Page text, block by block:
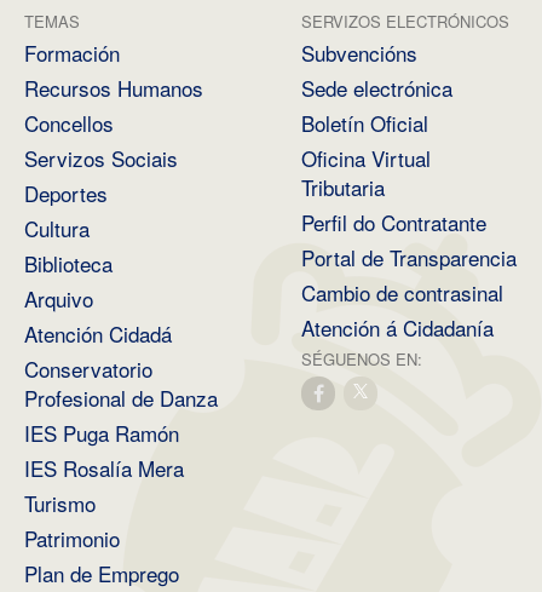
TEMAS
Formación
Recursos Humanos
Concellos
Servizos Sociais
Deportes
Cultura
Biblioteca
Arquivo
Atención Cidadá
Conservatorio
Profesional de Danza
IES Puga Ramón
IES Rosalía Mera
Turismo
Patrimonio
Plan de Emprego
SERVIZOS ELECTRÓNICOS
Subvencións
Sede electrónica
Boletín Oficial
Oficina Virtual
Tributaria
Perfil do Contratante
Portal de Transparencia
Cambio de contrasinal
Atención á Cidadanía
SÉGUENOS EN: